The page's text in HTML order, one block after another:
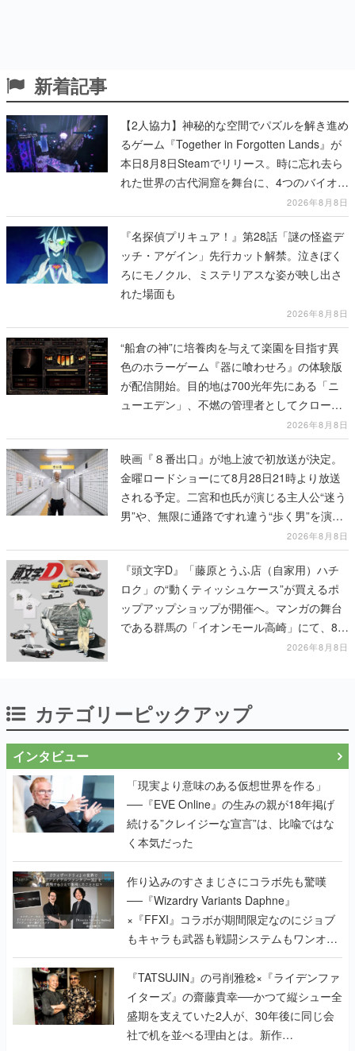
新着記事
【2人協力】神秘的な空間でパズルを解き進め
るゲーム『Together in Forgotten Lands』が
本日8月8日Steamでリリース。時に忘れ去ら
れた世界の古代洞窟を舞台に、4つのバイオー
2026年8月8日
『名探偵プリキュア！』第28話「謎の怪盗デ
ッチ・アゲイン」先行カット解禁。泣きぼく
ろにモノクル、ミステリアスな姿が映し出さ
れた場面も
2026年8月8日
“船倉の神”に培養肉を与えて楽園を目指す異
色のホラーゲーム『器に喰わせろ』の体験版
が配信開始。目的地は700光年先にある「ニ
ューエデン」、不燃の管理者としてクローン
人間を増やし、加工して神に捧げる2026年8月8日
映画『８番出口』が地上波で初放送が決定。
金曜ロードショーにて8月28日21時より放送
される予定。二宮和也氏が演じる主人公“迷う
男”や、無限に通路ですれ違う“歩く男”を演じ
2026年8月8日
『頭文字D』「藤原とうふ店（自家用）ハチ
ロク」の“動くティッシュケース”が買えるポ
ップアップショップが開催へ。マンガの舞台
である群馬の「イオンモール高崎」にて、8月
11日から8月20日までの期間限定で開催予定
2026年8月8日
カテゴリーピックアップ
インタビュー
「現実より意味のある仮想世界を作る」
──『EVE Online』の生みの親が18年掲げ
続ける”クレイジーな宣言”は、比喩ではな
く本気だった
作り込みのすさまじさにコラボ先も驚嘆
──『Wizardry Variants Daphne』
×『FFXI』コラボが期間限定なのにジョブ
もキャラも武器も戦闘システムもワンオフ
で作り込まれた理由を両ディレクターに聞
く
『TATSUJIN』の弓削雅稔×『ライデンファ
イターズ』の齋藤貴幸──かつて縦シュー全
盛期を支えていた2人が、30年後に同じ会
社で机を並べる理由とは。新作